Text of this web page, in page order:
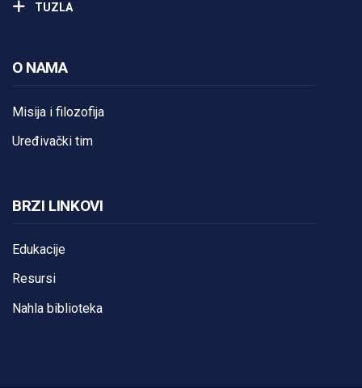
TUZLA
O NAMA
Misija i filozofija
Uređivački tim
BRZI LINKOVI
Edukacije
Resursi
Nahla biblioteka